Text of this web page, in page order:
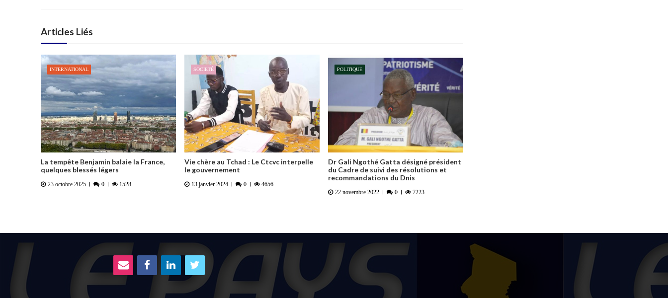
Articles Liés
INTERNATIONAL
La tempête Benjamin balaie la France,
quelques blessés légers
23 octobre 2025 0 1528
SOCIETÉ
Vie chère au Tchad : Le Ctcvc interpelle
le gouvernement
13 janvier 2024 0 4656
POLITIQUE
Dr Gali Ngothé Gatta désigné président
du Cadre de suivi des résolutions et
recommandations du Dnis
22 novembre 2022 0 7223